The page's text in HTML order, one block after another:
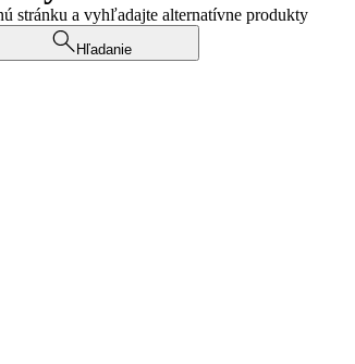
stránku a vyhľadajte alternatívne produkty
Hľadanie